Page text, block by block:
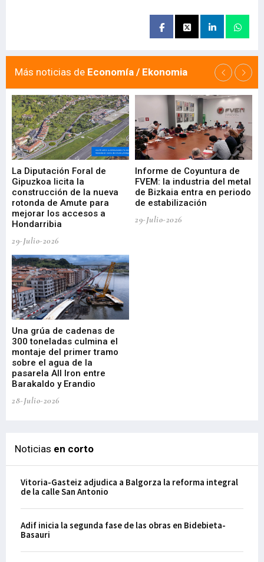
Más noticias de Economía / Ekonomia
La Diputación Foral de
Gipuzkoa licita la
construcción de la nueva
rotonda de Amute para
mejorar los accesos a
Hondarribia
29-Julio-2026
Informe de Coyuntura de
FVEM: la industria del metal
de Bizkaia entra en periodo
de estabilización
29-Julio-2026
Una grúa de cadenas de
300 toneladas culmina el
montaje del primer tramo
sobre el agua de la
pasarela All Iron entre
Barakaldo y Erandio
28-Julio-2026
Noticias en corto
Vitoria-Gasteiz adjudica a Balgorza la reforma integral
de la calle San Antonio
Adif inicia la segunda fase de las obras en Bidebieta-
Basauri